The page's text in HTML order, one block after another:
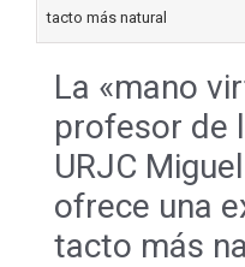
tacto más natural
La «mano
profesor de
URJC
ofrece una
tacto más